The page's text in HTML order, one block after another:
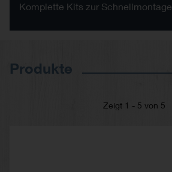
Komplette Kits zur Schnellmontage
Produkte
Zeigt 1 - 5 von 5